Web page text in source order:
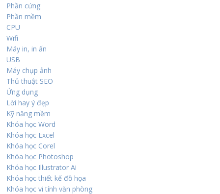
Phần cứng
Phần mềm
CPU
Wifi
Máy in, in ấn
USB
Máy chụp ảnh
Thủ thuật SEO
Ứng dụng
Lời hay ý đẹp
Kỹ năng mềm
Khóa học Word
Khóa học Excel
Khóa học Corel
Khóa học Photoshop
Khóa học Illustrator Ai
Khóa học thiết kế đồ họa
Khóa học vi tính văn phòng